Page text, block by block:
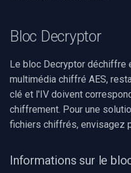
Bloc Decryptor
Le bloc Decryptor déchiffre
multimédia chiffré AES,
clé et l'IV doivent
chiffrement. Pour une
fichiers chiffrés, envisagez
Informations sur le